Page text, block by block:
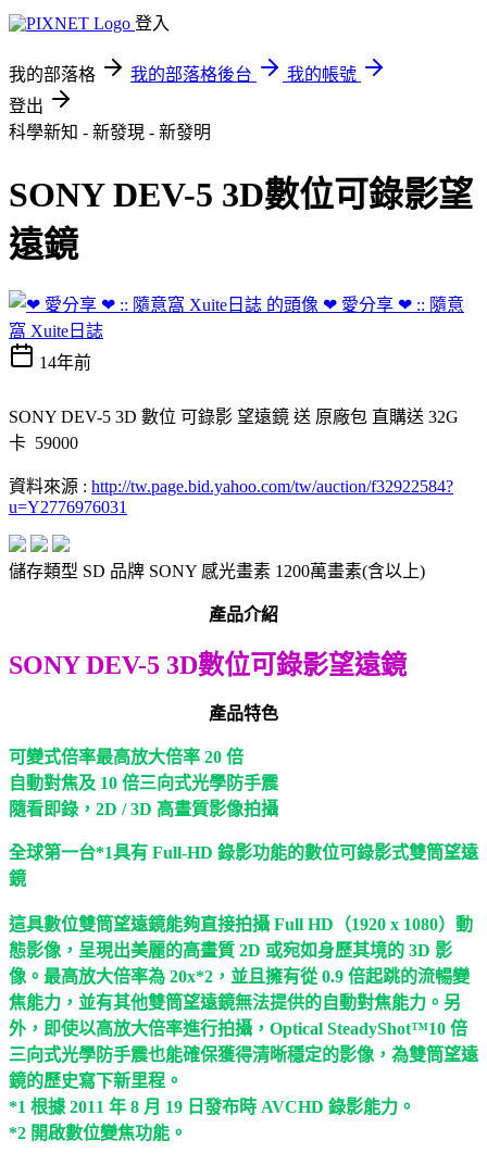
登入
我的部落格 我的部落格後台
我的帳號
登出
科學新知 - 新發現 - 新發明
SONY DEV-5 3D數位可錄影望
遠鏡
❤ 愛分享 ❤ :: 隨意
窩 Xuite日誌
14年前
SONY DEV-5 3D 數位 可錄影 望遠鏡 送 原廠包 直購送 32G
卡 59000
資料來源 : http://tw.page.bid.yahoo.com/tw/auction/f32922584?
u=Y2776976031
儲存類型 SD 品牌 SONY 感光畫素 1200萬畫素(含以上)
產品介紹
SONY DEV-5 3D數位可錄影望遠鏡
產品特色
可變式倍率最高放大倍率 20 倍
自動對焦及 10 倍三向式光學防手震
隨看即錄，2D / 3D 高畫質影像拍攝
全球第一台*1具有 Full-HD 錄影功能的數位可錄影式雙筒望遠
鏡
這具數位雙筒望遠鏡能夠直接拍攝 Full HD（1920 x 1080）動
態影像，呈現出美麗的高畫質 2D 或宛如身歷其境的 3D 影
像。最高放大倍率為 20x*2，並且擁有從 0.9 倍起跳的流暢變
焦能力，並有其他雙筒望遠鏡無法提供的自動對焦能力。另
外，即使以高放大倍率進行拍攝，Optical SteadyShot™10 倍
三向式光學防手震也能確保獲得清晰穩定的影像，為雙筒望遠
鏡的歷史寫下新里程。
*1 根據 2011 年 8 月 19 日發布時 AVCHD 錄影能力。
*2 開啟數位變焦功能。